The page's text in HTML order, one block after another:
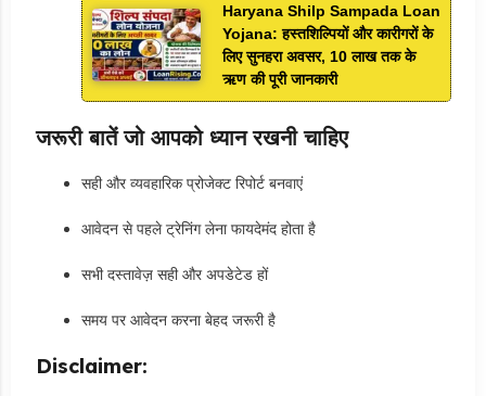
Haryana Shilp Sampada Loan
Yojana: हस्तशिल्पियों और कारीगरों के
लिए सुनहरा अवसर, 10 लाख तक के
ऋण की पूरी जानकारी
जरूरी बातें जो आपको ध्यान रखनी चाहिए
सही और व्यवहारिक प्रोजेक्ट रिपोर्ट बनवाएं
आवेदन से पहले ट्रेनिंग लेना फायदेमंद होता है
सभी दस्तावेज़ सही और अपडेटेड हों
समय पर आवेदन करना बेहद जरूरी है
Disclaimer: